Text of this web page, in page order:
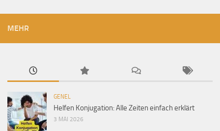
MEHR
GENEL
Helfen Konjugation: Alle Zeiten einfach erklärt
3 MAI 2026